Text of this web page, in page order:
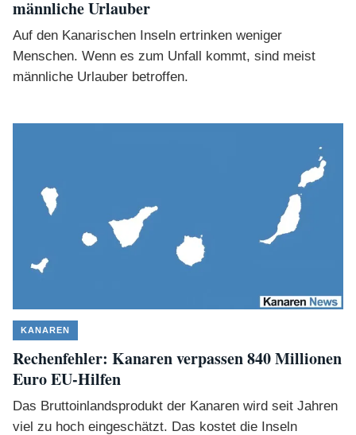
männliche Urlauber
Auf den Kanarischen Inseln ertrinken weniger
Menschen. Wenn es zum Unfall kommt, sind meist
männliche Urlauber betroffen.
KANAREN
Rechenfehler: Kanaren verpassen 840 Millionen
Euro EU-Hilfen
Das Bruttoinlandsprodukt der Kanaren wird seit Jahren
viel zu hoch eingeschätzt. Das kostet die Inseln